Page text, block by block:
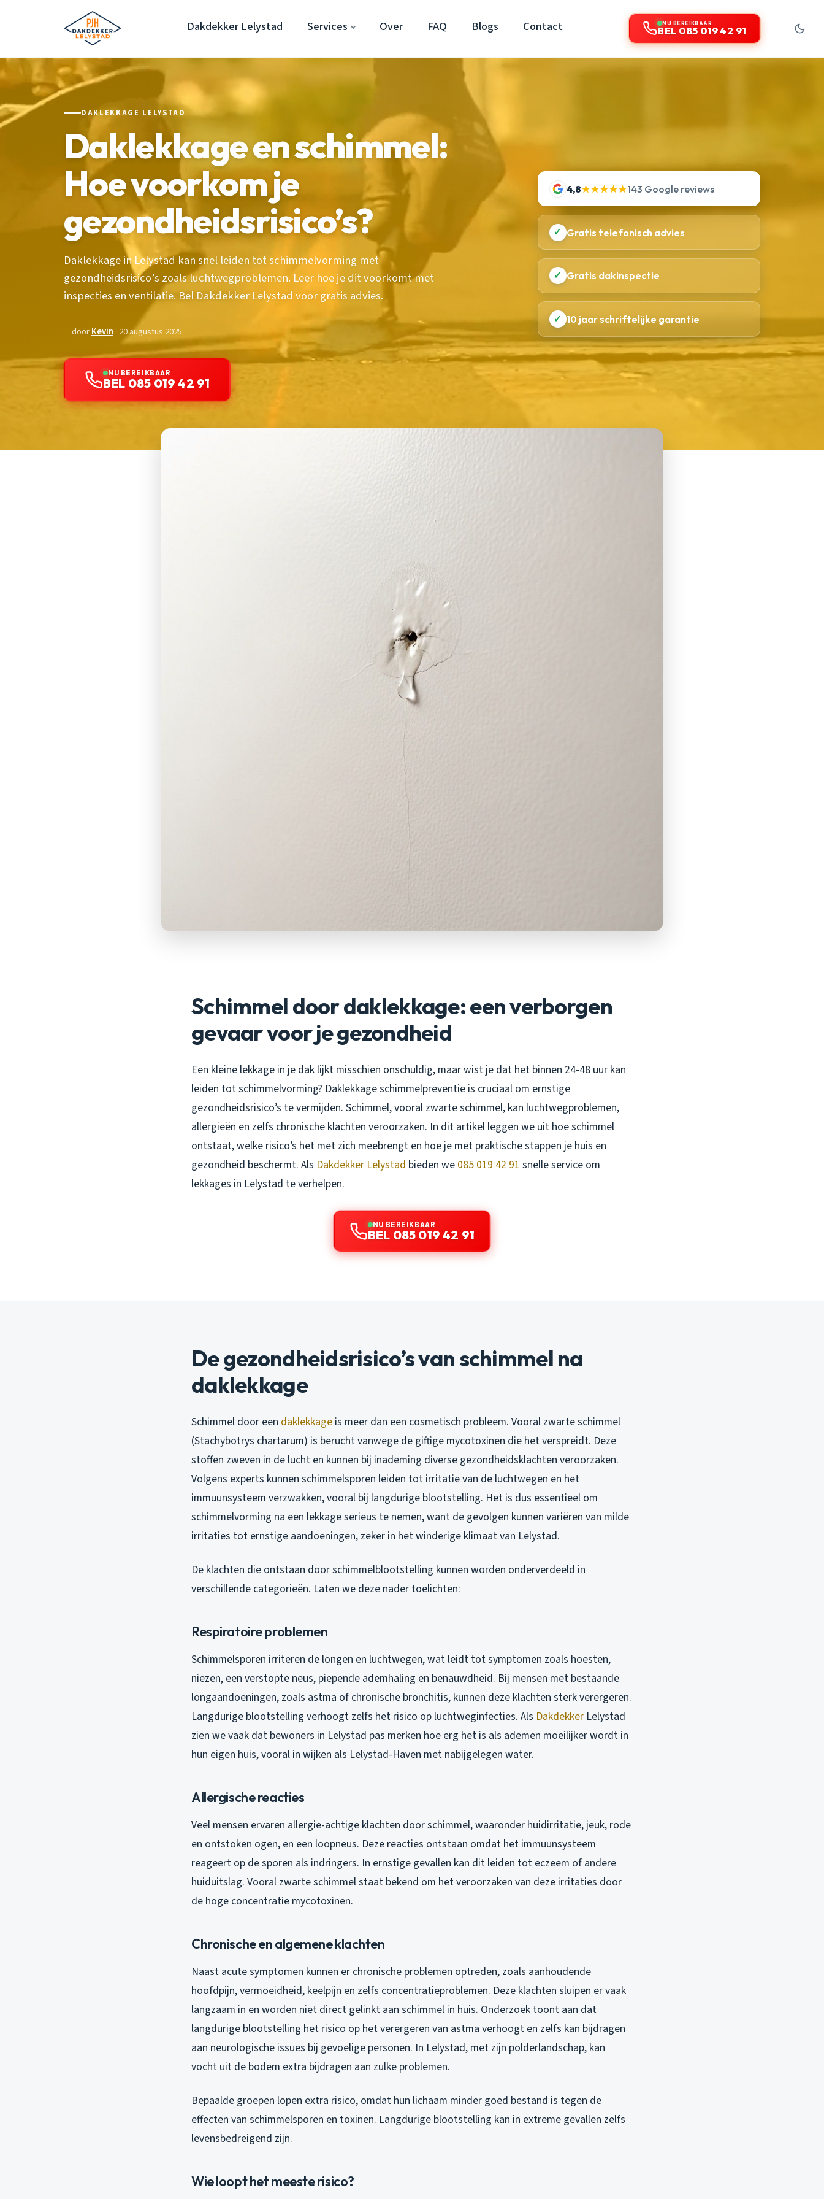
Dakdekker Lelystad Services Over FAQ Blogs Contact NU BEREIKBAAR
BEL 085 019 42 91
DAKLEKKAGE LELYSTAD
Daklekkage en schimmel:
Hoe voorkom je
gezondheidsrisico’s?
Daklekkage in Lelystad kan snel leiden tot schimmelvorming met
gezondheidsrisico’s zoals luchtwegproblemen. Leer hoe je dit voorkomt met
inspecties en ventilatie. Bel Dakdekker Lelystad voor gratis advies.
doorKevin · 20 augustus 2025
NU BEREIKBAAR
BEL 085 019 42 91
4,8★★★★★143 Google reviews
✓ Gratis telefonisch advies
✓ Gratis dakinspectie
✓ 10 jaar schriftelijke garantie
Schimmel door daklekkage: een verborgen
gevaar voor je gezondheid
Een kleine lekkage in je dak lijkt misschien onschuldig, maar wist je dat het binnen 24-48 uur kan
leiden tot schimmelvorming? Daklekkage schimmelpreventie is cruciaal om ernstige
gezondheidsrisico’s te vermijden. Schimmel, vooral zwarte schimmel, kan luchtwegproblemen,
allergieën en zelfs chronische klachten veroorzaken. In dit artikel leggen we uit hoe schimmel
ontstaat, welke risico’s het met zich meebrengt en hoe je met praktische stappen je huis en
gezondheid beschermt. Als Dakdekker Lelystad bieden we 085 019 42 91 snelle service om
lekkages in Lelystad te verhelpen.
NU BEREIKBAAR
BEL 085 019 42 91
De gezondheidsrisico’s van schimmel na
daklekkage
Schimmel door een daklekkage is meer dan een cosmetisch probleem. Vooral zwarte schimmel
(Stachybotrys chartarum) is berucht vanwege de giftige mycotoxinen die het verspreidt. Deze
stoffen zweven in de lucht en kunnen bij inademing diverse gezondheidsklachten veroorzaken.
Volgens experts kunnen schimmelsporen leiden tot irritatie van de luchtwegen en het
immuunsysteem verzwakken, vooral bij langdurige blootstelling. Het is dus essentieel om
schimmelvorming na een lekkage serieus te nemen, want de gevolgen kunnen variëren van milde
irritaties tot ernstige aandoeningen, zeker in het winderige klimaat van Lelystad.
De klachten die ontstaan door schimmelblootstelling kunnen worden onderverdeeld in
verschillende categorieën. Laten we deze nader toelichten:
Respiratoire problemen
Schimmelsporen irriteren de longen en luchtwegen, wat leidt tot symptomen zoals hoesten,
niezen, een verstopte neus, piepende ademhaling en benauwdheid. Bij mensen met bestaande
longaandoeningen, zoals astma of chronische bronchitis, kunnen deze klachten sterk verergeren.
Langdurige blootstelling verhoogt zelfs het risico op luchtweginfecties. Als Dakdekker Lelystad
zien we vaak dat bewoners in Lelystad pas merken hoe erg het is als ademen moeilijker wordt in
hun eigen huis, vooral in wijken als Lelystad-Haven met nabijgelegen water.
Allergische reacties
Veel mensen ervaren allergie-achtige klachten door schimmel, waaronder huidirritatie, jeuk, rode
en ontstoken ogen, en een loopneus. Deze reacties ontstaan omdat het immuunsysteem
reageert op de sporen als indringers. In ernstige gevallen kan dit leiden tot eczeem of andere
huiduitslag. Vooral zwarte schimmel staat bekend om het veroorzaken van deze irritaties door
de hoge concentratie mycotoxinen.
Chronische en algemene klachten
Naast acute symptomen kunnen er chronische problemen optreden, zoals aanhoudende
hoofdpijn, vermoeidheid, keelpijn en zelfs concentratieproblemen. Deze klachten sluipen er vaak
langzaam in en worden niet direct gelinkt aan schimmel in huis. Onderzoek toont aan dat
langdurige blootstelling het risico op het verergeren van astma verhoogt en zelfs kan bijdragen
aan neurologische issues bij gevoelige personen. In Lelystad, met zijn polderlandschap, kan
vocht uit de bodem extra bijdragen aan zulke problemen.
Bepaalde groepen lopen extra risico, omdat hun lichaam minder goed bestand is tegen de
effecten van schimmelsporen en toxinen. Langdurige blootstelling kan in extreme gevallen zelfs
levensbedreigend zijn.
Wie loopt het meeste risico?